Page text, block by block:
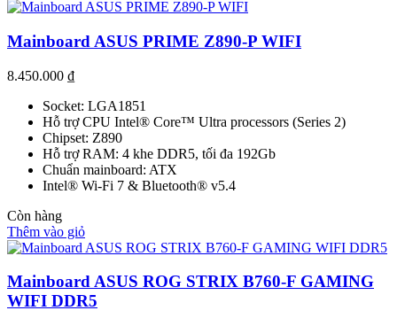
Mainboard ASUS PRIME Z890-P WIFI
8.450.000 ₫
Socket: LGA1851
Hỗ trợ CPU Intel® Core™ Ultra processors (Series 2)
Chipset: Z890
Hỗ trợ RAM: 4 khe DDR5, tối đa 192Gb
Chuẩn mainboard: ATX
Intel® Wi-Fi 7 & Bluetooth® v5.4
Còn hàng
Thêm vào giỏ
Mainboard ASUS ROG STRIX B760-F GAMING
WIFI DDR5